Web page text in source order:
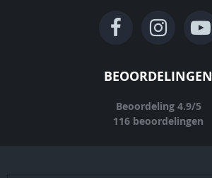
BEOORDELINGEN
Beoordeling 4.9/5
116 beoordelingen